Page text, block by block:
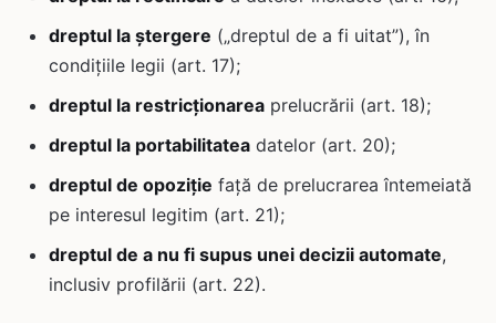
dreptul la ștergere („dreptul de a fi uitat”), în
condițiile legii (art. 17);
dreptul la restricționarea prelucrării (art. 18);
dreptul la portabilitatea datelor (art. 20);
dreptul de opoziție față de prelucrarea întemeiată
pe interesul legitim (art. 21);
dreptul de a nu fi supus unei decizii automate,
inclusiv profilării (art. 22).